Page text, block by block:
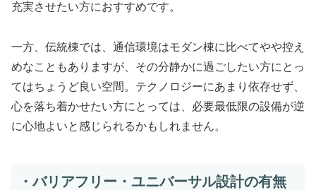
充実させたい方におすすめです。
一方、伝統棟では、通信環境はモダン棟に比べてやや控え
めなこともありますが、その分静かに過ごしたい方にとっ
てはちょうど良い空間。テクノロジーにあまり依存せず、
心を落ち着かせたい方にとっては、必要最低限の設備が逆
に心地よいと感じられるかもしれません。
・バリアフリー・ユニバーサル設計の有無